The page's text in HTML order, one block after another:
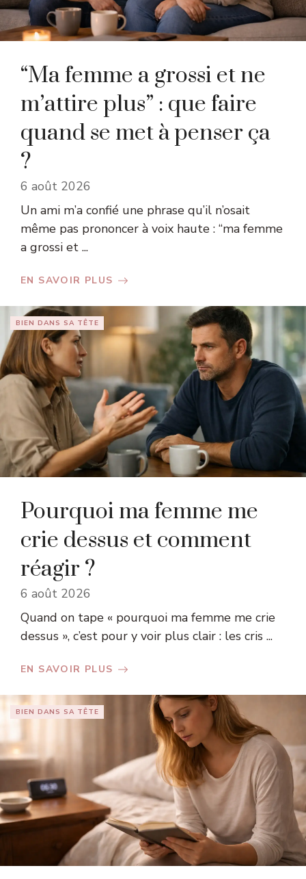
“Ma femme a grossi et ne
m’attire plus” : que faire
quand se met à penser ça
?
6 août 2026
Un ami m’a confié une phrase qu’il n’osait
même pas prononcer à voix haute : “ma femme
a grossi et ...
EN SAVOIR PLUS
BIEN DANS SA TÊTE
Pourquoi ma femme me
crie dessus et comment
réagir ?
6 août 2026
Quand on tape « pourquoi ma femme me crie
dessus », c’est pour y voir plus clair : les cris ...
EN SAVOIR PLUS
BIEN DANS SA TÊTE